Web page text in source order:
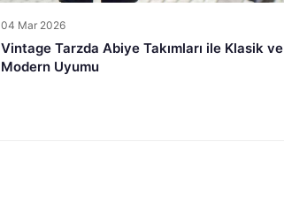
04 Mar 2026
Vintage Tarzda Abiye Takımları ile Klasik ve
Modern Uyumu